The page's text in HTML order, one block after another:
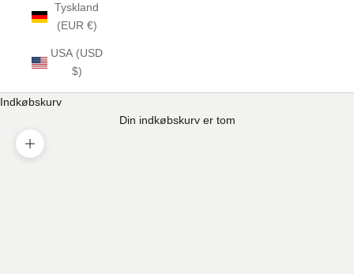
Tyskland
(EUR €)
USA (USD
$)
Indkøbskurv
Din indkøbskurv er tom
Zoom